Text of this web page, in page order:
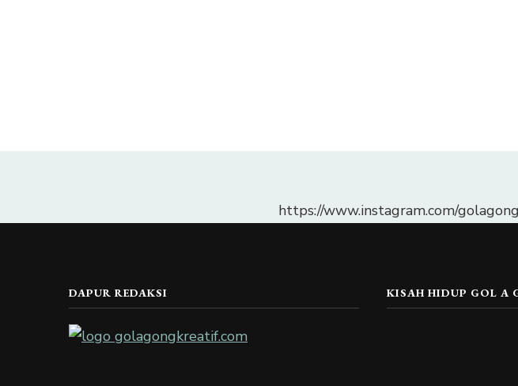
https://www.instagram.com/
DAPUR REDAKSI KISAH HIDUP GOL A